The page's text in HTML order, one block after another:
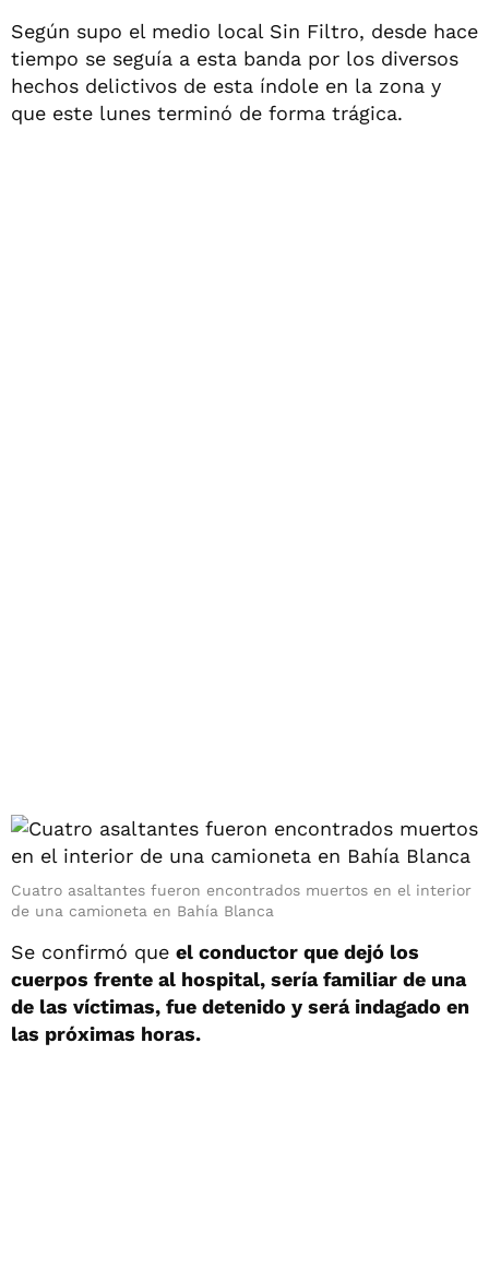
Según supo el medio local Sin Filtro, desde hace
tiempo se seguía a esta banda por los diversos
hechos delictivos de esta índole en la zona y
que este lunes terminó de forma trágica.
Cuatro asaltantes fueron encontrados muertos en el interior
de una camioneta en Bahía Blanca
Se confirmó que el conductor que dejó los
cuerpos frente al hospital, sería familiar de una
de las víctimas, fue detenido y será indagado en
las próximas horas.